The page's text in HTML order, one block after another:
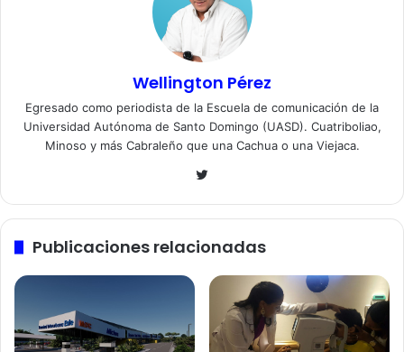
Wellington Pérez
Egresado como periodista de la Escuela de comunicación de la
Universidad Autónoma de Santo Domingo (UASD). Cuatriboliao,
Minoso y más Cabraleño que una Cachua o una Viejaca.
Twitter
Publicaciones relacionadas